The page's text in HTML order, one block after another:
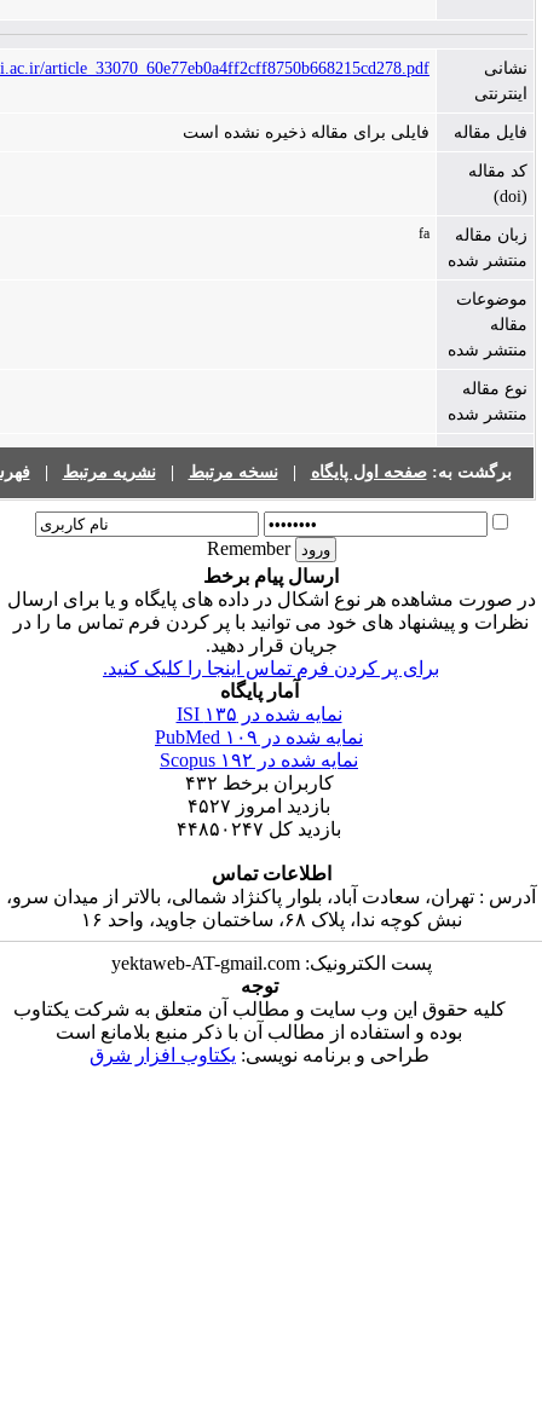
https://jims.mui.ac.ir/article_33070_60e77eb0a4ff2cff8750b668215cd278.pdf
فایلی برای مقاله ذخیره نشده است
صفحه اول پایگاه|نسخه مرتبط |نشریه مرتبط |فهرست نشریات
Remember
ارسال پیام برخط
هر نوع اشکال در داده های پایگاه و یا برای ارسال
های خود می توانید با پر کردن فرم تماس ما را در
جریان قرار دهید.
پر کردن فرم تماس اینجا را کلیک کنید.
۱۳۵
۱۰۹
۱۹۲
کاربران برخط۴۳۲
۴۵۲۷
۴۴۸۵۰۲۴۷
اطلاعات تماس
آباد، بلوار پاکنژاد شمالی، بالاتر از میدان سرو،
پلاک ۶۸، ساختمان جاوید، واحد ۱۶
پست الکترونیک: yektaweb-AT-gmail.com
این وب سایت و مطالب آن متعلق به شرکت یکتاوب
و استفاده از مطالب آن با ذکر منبع بلامانع است
طراحی و برنامه نویسی:یکتاوب افزار شرق